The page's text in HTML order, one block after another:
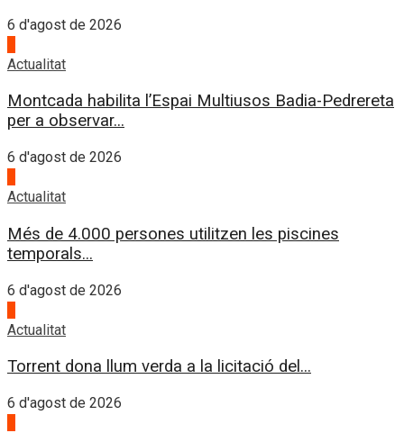
6 d'agost de 2026
Actualitat
Montcada habilita l’Espai Multiusos Badia-Pedrereta
per a observar...
6 d'agost de 2026
Actualitat
Més de 4.000 persones utilitzen les piscines
temporals...
6 d'agost de 2026
Actualitat
Torrent dona llum verda a la licitació del...
6 d'agost de 2026